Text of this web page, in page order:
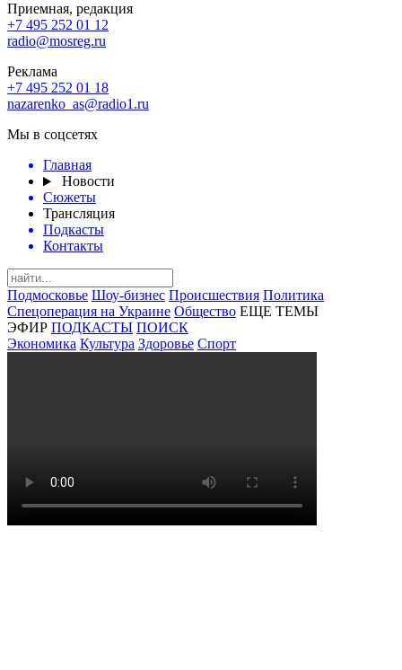
Приемная, редакция
+7 495 252 01 12
radio@mosreg.ru
Реклама
+7 495 252 01 18
nazarenko_as@radio1.ru
Мы в соцсетях
Главная
Новости
Сюжеты
Трансляция
Подкасты
Контакты
Подмосковье Шоу-бизнес Происшествия Политика
Спецоперация на Украине Общество ЕЩЕ ТЕМЫ
ЭФИР ПОДКАСТЫ ПОИСК
Экономика Культура Здоровье Спорт